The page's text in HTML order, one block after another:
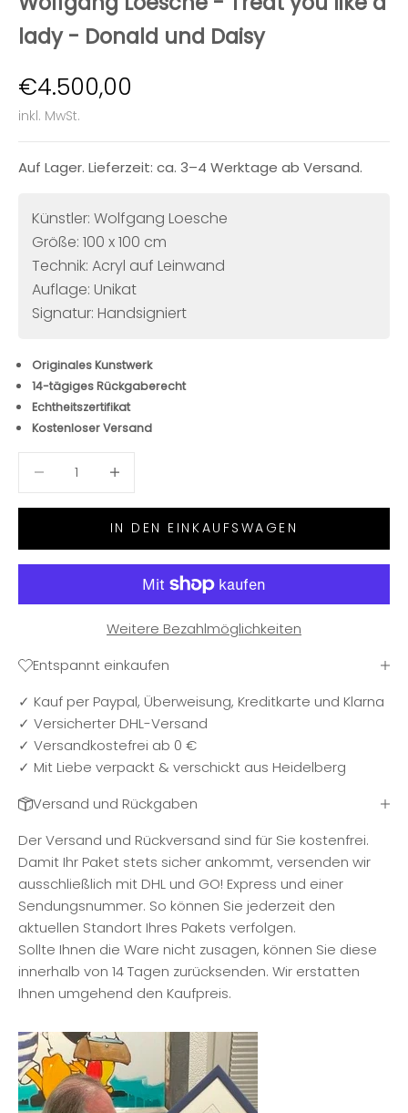
lady - Donald und Daisy
Angebot
€4.500,00
inkl. MwSt.
Auf Lager. Lieferzeit: ca. 3–4 Werktage ab Versand.
Künstler: Wolfgang Loesche
Größe: 100 x 100 cm
Technik: Acryl auf Leinwand
Auflage: Unikat
Signatur: Handsigniert
Originales Kunstwerk
14-tägiges Rückgaberecht
Echtheitszertifikat
Kostenloser Versand
IN DEN EINKAUFSWAGEN
Weitere Bezahlmöglichkeiten
Entspannt einkaufen
✓ Kauf per Paypal, Überweisung, Kreditkarte und Klarna
✓ Versicherter DHL-Versand
✓ Versandkostefrei ab 0 €
✓ Mit Liebe verpackt & verschickt aus Heidelberg
Versand und Rückgaben
Der Versand und Rückversand sind für Sie kostenfrei.
Damit Ihr Paket stets sicher ankommt, versenden wir
ausschließlich mit DHL und GO! Express und einer
Sendungsnummer. So können Sie jederzeit den
aktuellen Standort Ihres Pakets verfolgen.
Sollte Ihnen die Ware nicht zusagen, können Sie diese
innerhalb von 14 Tagen zurücksenden. Wir erstatten
Ihnen umgehend den Kaufpreis.